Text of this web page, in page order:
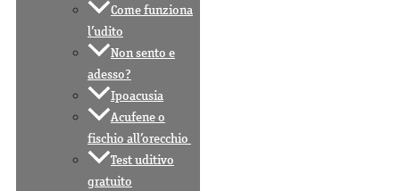
Come funziona
l’udito
Non sento e
adesso?
Ipoacusia
Acufene o
fischio all’orecchio
Test uditivo
gratuito